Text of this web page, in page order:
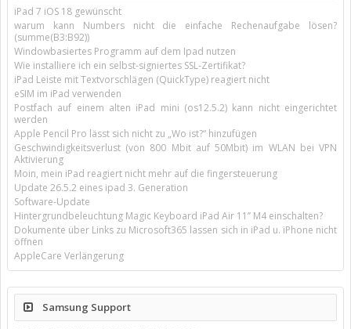
iPad 7 iOS 18 gewünscht
warum kann Numbers nicht die einfache Rechenaufgabe lösen?
(summe(B3:B92))
Windowbasiertes Programm auf dem Ipad nutzen
Wie installiere ich ein selbst-signiertes SSL-Zertifikat?
iPad Leiste mit Textvorschlägen (QuickType) reagiert nicht
eSIM im iPad verwenden
Postfach auf einem alten iPad mini (os12.5.2) kann nicht eingerichtet
werden
Apple Pencil Pro lässt sich nicht zu „Wo ist?“ hinzufügen
Geschwindigkeitsverlust (von 800 Mbit auf 50Mbit) im WLAN bei VPN
Aktivierung
Moin, mein iPad reagiert nicht mehr auf die fingersteuerung
Update 26.5.2 eines ipad 3. Generation
Software-Update
Hintergrundbeleuchtung Magic Keyboard iPad Air 11’’ M4 einschalten?
Dokumente über Links zu Microsoft365 lassen sich in iPad u. iPhone nicht
öffnen
AppleCare Verlängerung
Samsung Support